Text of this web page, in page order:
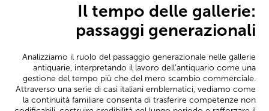
Il tempo delle gallerie:
passaggi generazionali
Analizziamo il ruolo del passaggio generazionale nelle gallerie
antiquarie, interpretando il lavoro dell’antiquario come una
gestione del tempo più che del mero scambio commerciale.
Attraverso una serie di casi italiani emblematici, vediamo come
la continuità familiare consenta di trasferire competenze non